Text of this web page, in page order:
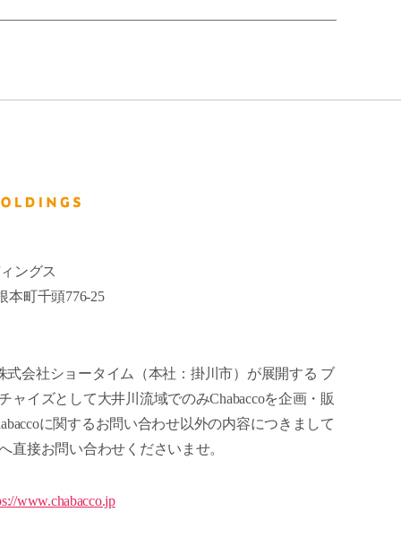
ングス
本町千頭776-25
式会社ショータイム（本社：掛川市）が展開する ブ
ャイズとして大井川流域でのみChabaccoを企画・販
に関するお問い合わせ以外の内容につきまして
直接お問い合わせくださいませ。
www.chabacco.jp